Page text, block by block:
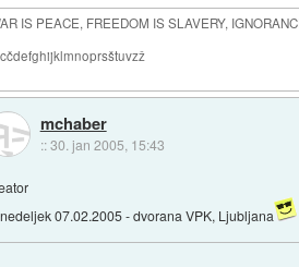
IS PEACE, FREEDOM IS SLAVERY,
mchaber
::30. jan 2005, 15:43
07.02.2005 - dvorana VPK, Ljubljana